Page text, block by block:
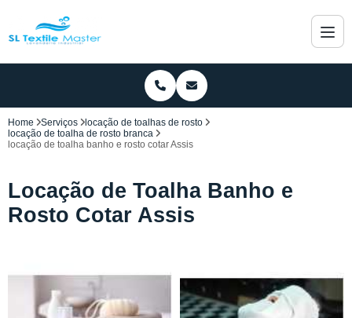
Home Serviços
locação de toalhas de rosto
locação de toalha de rosto branca
locação de toalha banho e rosto cotar Assis
Locação de Toalha Banho e
Rosto Cotar Assis